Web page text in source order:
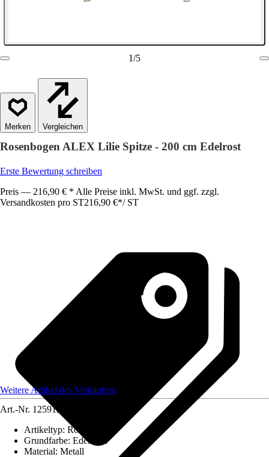
1/5
Vergleichen
Rosenbogen ALEX Lilie Spitze - 200 cm Edelrost
Erste Bewertung schreiben
Preis — 216,90 € * Alle Preise inkl. MwSt. und ggf. zzgl.
Versandkosten pro ST216,90 €*/ ST
Weitere Artikel des Verkäufers
Art.-Nr. 12591224
Artikeltyp: Rosenbogen
Grundfarbe: Edelstahl
Material: Metall